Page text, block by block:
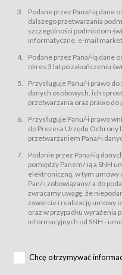
świadczy Usługi drogą
2002 r. o świadczeniu usług
1204, z późń. zm.). Usługi
usługę przeglądania i
zamieszczanych w
usługę utrzymywania
usługę newsletter,
usługę zawierania na
usługę zawierania na
dnia 18 lipca 2002 r. o
r., Nr 144, poz. 1204, z późń.
Na zasadach określonych w
Usługobiorca przed
zapoznać się z Regulaminem.
usługi newsletter za
zamieszczonego na stronach
Usługobiorców wymaga
Usługobiorca zobowiązany
od chwili rozpoczęcia
Regulamin jest udostępniony
Warunki techniczne korzystania z
Podane przez Pana/-ią dane
dalszego przetwarzania
szczególności podmiotom
informatyczne, e-mail
Podane przez Pana/-ią dane
okres 3 lat po zakończeniu
Przysługuje Panu/-i prawo
danych osobowych, ich
przetwarzania oraz prawo do
Przysługuje Panu/-i prawo
do Prezesa Urzędu Ochrony
przetwarzaniem Pana/-i
Podanie przez Pana/-ią
pomiędzy Panem/-ią a SNH
elektroniczną, w tym umowy
Pan/-i zobowiązany/-a do
zwracamy uwagę, że
zawarcie i realizację umowy
oraz w przypadku wyrażenia
informacyjnych od SNH -
Chcę otrzymywać